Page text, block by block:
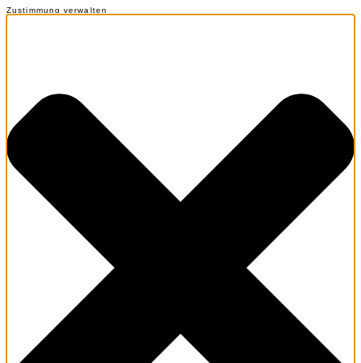
Zustimmung verwalten